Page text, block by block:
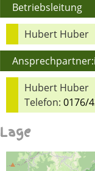
Betriebsleitung
Hubert Huber
Hubert Huber
Telefon:0176/
Lage